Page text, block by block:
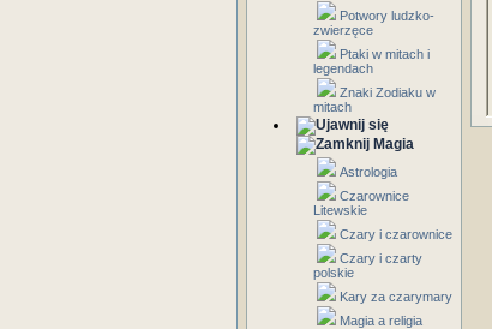
Potwory ludzko-
zwierzęce
Ptaki w mitach i
legendach
Znaki Zodiaku w
mitach
Magia
Astrologia
Czarownice
Litewskie
Czary i czarownice
Czary i czarty
polskie
Kary za czarymary
Magia a religia